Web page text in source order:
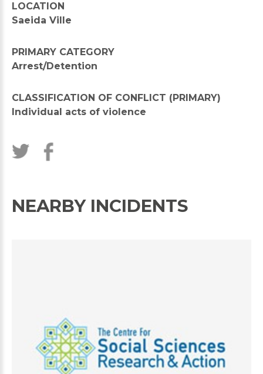
LOCATION
Saeida Ville
PRIMARY CATEGORY
Arrest/Detention
CLASSIFICATION OF CONFLICT (PRIMARY)
Individual acts of violence
NEARBY INCIDENTS